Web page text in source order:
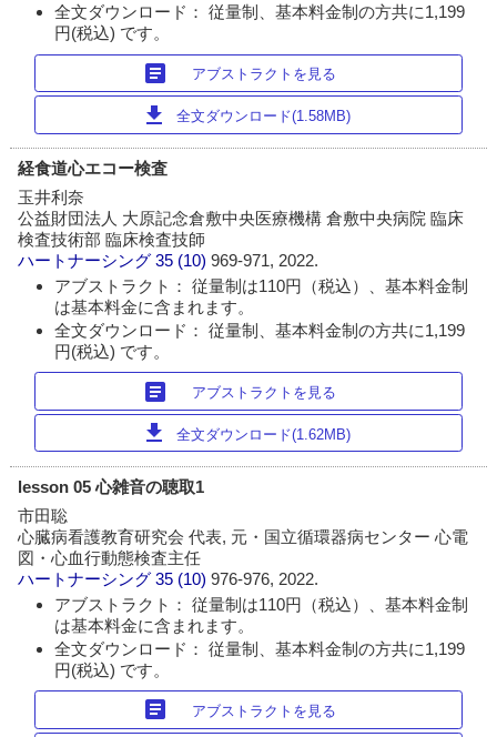
全文ダウンロード： 従量制、基本料金制の方共に1,199
円(税込) です。
article アブストラクトを見る
download 全文ダウンロード(1.58MB)
経食道心エコー検査
玉井利奈
公益財団法人 大原記念倉敷中央医療機構 倉敷中央病院 臨床
検査技術部 臨床検査技師
ハートナーシング 35 (10)969-971, 2022.
アブストラクト： 従量制は110円（税込）、基本料金制
は基本料金に含まれます。
全文ダウンロード： 従量制、基本料金制の方共に1,199
円(税込) です。
article アブストラクトを見る
download 全文ダウンロード(1.62MB)
lesson 05 心雑音の聴取1
市田聡
心臓病看護教育研究会 代表, 元・国立循環器病センター 心電
図・心血行動態検査主任
ハートナーシング 35 (10)976-976, 2022.
アブストラクト： 従量制は110円（税込）、基本料金制
は基本料金に含まれます。
全文ダウンロード： 従量制、基本料金制の方共に1,199
円(税込) です。
article アブストラクトを見る